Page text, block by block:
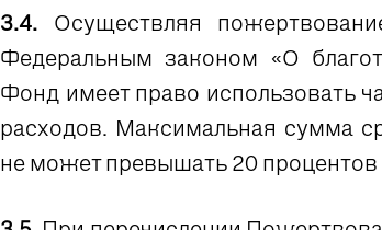
3.4.
Осуществляя
Федеральным законом «О
Фонд имеет право использовать
расходов. Максимальная сумма
не может превышать 20